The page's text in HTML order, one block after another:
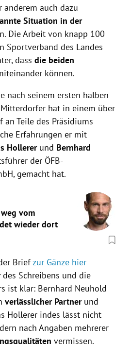
anderem auch dazu
Situation in der
Die Arbeit von knapp 100
Sportverband des Landes
dass die beiden
können.
nach seinem ersten halben
hat in einem über
Teile des Präsidiums
Erfahrungen er mit
Hollererund Bernhard
der ÖFB-
gemacht hat.
vom
wieder dort
Briefzur Gänze hier
des Schreibens und die
ist klar: Bernhard Neuhold
verlässlicher Partnerund
Hollerer indes lässt nicht
nach Angaben mehrerer
vermissen.